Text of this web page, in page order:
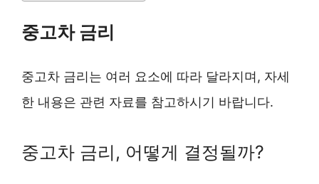
중고차 금리
중고차 금리는 여러 요소에 따라 달라지며, 자세
한 내용은 관련 자료를 참고하시기 바랍니다.
중고차 금리, 어떻게 결정될까?